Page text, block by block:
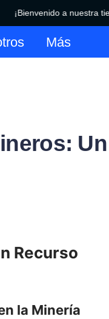
¡Bienvenido a nuestra
¡Venta del Black
Más
Un
Recurso